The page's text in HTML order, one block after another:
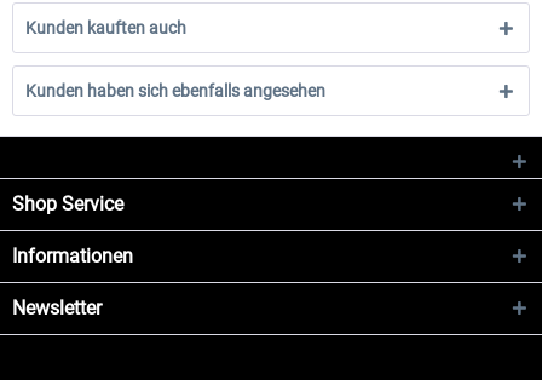
Kunden kauften auch
Kunden haben sich ebenfalls angesehen
Shop Service
Informationen
Newsletter